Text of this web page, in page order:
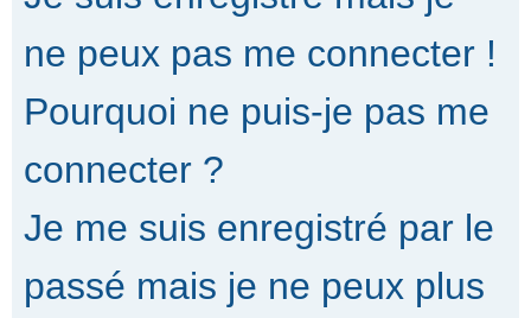
ne peux pas me connecter !
Pourquoi ne puis-je pas me
connecter ?
Je me suis enregistré par le
passé mais je ne peux plus